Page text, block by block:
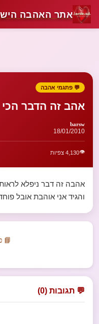
אתר האהבה
💬 פתגמי אהבה
אהב זה הדבר
barsw
18/01/2010
👁️4,130 צפיות
אהבה זה דבר ניפלא
והגיד אני אוהבת אובל
📘
💬 תגובות (0)